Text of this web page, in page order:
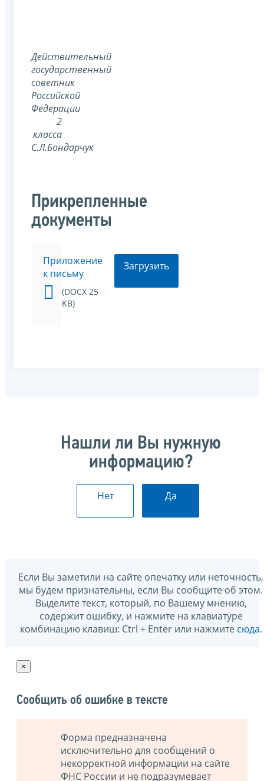
Действительный
государственный
советник
Российской
Федерации
2
класса
С.Л.Бондарчук
Прикрепленные
документы
Приложение
к письму
(DOCX 25
KB)
Загрузить
Нашли ли Вы нужную
информацию?
Нет Да
Если Вы заметили на сайте опечатку или неточность,
мы будем признательны, если Вы сообщите об этом.
Выделите текст, который, по Вашему мнению,
содержит ошибку, и нажмите на клавиатуре
комбинацию клавиш: Ctrl + Enter или нажмите сюда.
×
Сообщить об ошибке в тексте
Форма предназначена
исключительно для сообщений о
некорректной информации на сайте
ФНС России и не подразумевает